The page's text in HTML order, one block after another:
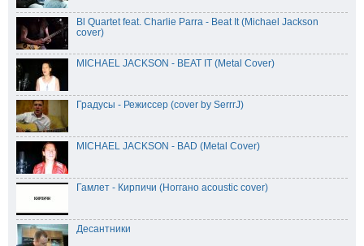
Bl Quartet feat. Charlie Parra - Beat It (Michael Jackson
cover)
MICHAEL JACKSON - BEAT IT (Metal Cover)
Градусы - Режиссер (cover by SerrrJ)
MICHAEL JACKSON - BAD (Metal Cover)
Гамлет - Кирпичи (Ноггано acoustic cover)
Десантники